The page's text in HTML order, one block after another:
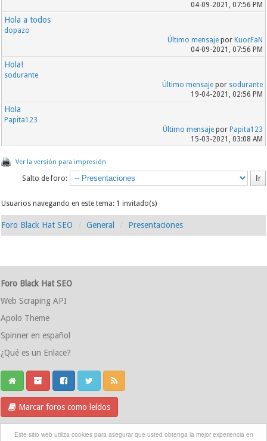
Este sitio web utiliza cookies para asegurar que usted obtenga la mejor experiencia en
04-09-2021, 07:56 PM
Hola a todos
dopazo
Último mensajepor KuorFaN
04-09-2021, 07:56 PM
Hola!
sodurante
Último mensajepor sodurante
19-04-2021, 02:56 PM
Hola
Papita123
Último mensajepor Papita123
15-03-2021, 03:08 AM
Ver la versión para impresión
Salto de foro:
Usuarios navegando en este tema: 1 invitado(s)
Foro Black Hat SEO General Presentaciones
Foro Black Hat SEO
Web Scraping API
Apolo Theme
Spinner en español
¿Qué es un Enlace?
Marcar foros como leídos
Grupo Telegram